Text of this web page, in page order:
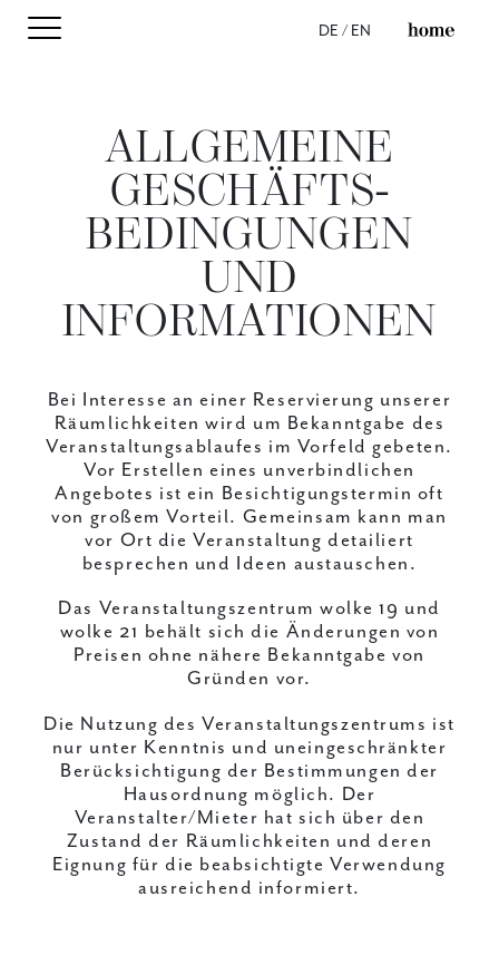
Business
Events
Private
Events
Our
services
Directions
Contact
Business
Events
Private
Events
Our
Services
Directions
Contact
DE / EN
ALLGEMEINE
GESCHÄFTS­
BEDINGUNGEN
UND
INFORMATIONEN
Bei Interesse an einer Reservierung unserer
Räumlichkeiten wird um Bekanntgabe des
Veranstaltungsablaufes im Vorfeld gebeten.
Vor Erstellen eines unverbindlichen
Angebotes ist ein Besichtigungstermin oft
von großem Vorteil. Gemeinsam kann man
vor Ort die Veranstaltung detailiert
besprechen und Ideen austauschen.
Das Veranstaltungszentrum wolke 19 und
wolke 21 behält sich die Änderungen von
Preisen ohne nähere Bekanntgabe von
Gründen vor.
Die Nutzung des Veranstaltungszentrums ist
nur unter Kenntnis und uneingeschränkter
Berücksichtigung der Bestimmungen der
Hausordnung möglich. Der
Veranstalter/Mieter hat sich über den
Zustand der Räumlichkeiten und deren
Eignung für die beabsichtigte Verwendung
ausreichend informiert.